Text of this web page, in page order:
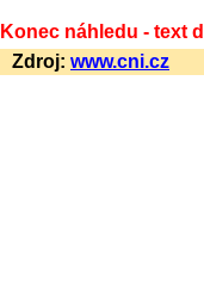
Konec náhledu - text
Zdroj: www.cni.cz